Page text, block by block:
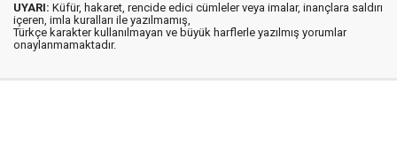
UYARI: Küfür, hakaret, rencide edici cümleler veya imalar, inançlara saldırı
içeren, imla kuralları ile yazılmamış,
Türkçe karakter kullanılmayan ve büyük harflerle yazılmış yorumlar
onaylanmamaktadır.